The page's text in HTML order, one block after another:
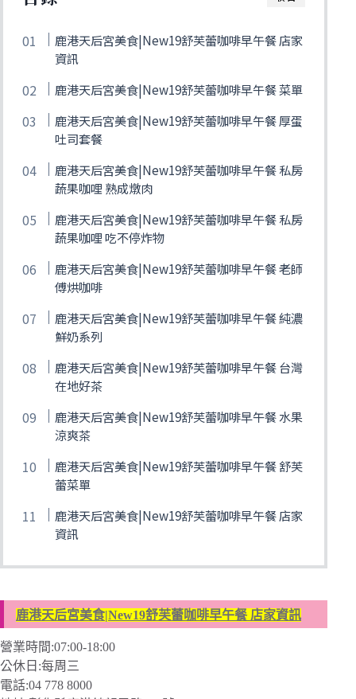
鹿港天后宮美食|New19舒芙蕾咖啡早午餐 店家
資訊
鹿港天后宮美食|New19舒芙蕾咖啡早午餐 菜單
鹿港天后宮美食|New19舒芙蕾咖啡早午餐 厚蛋
吐司套餐
鹿港天后宮美食|New19舒芙蕾咖啡早午餐 私房
蔬果咖哩 熟成燉肉
鹿港天后宮美食|New19舒芙蕾咖啡早午餐 私房
蔬果咖哩 吃不停炸物
鹿港天后宮美食|New19舒芙蕾咖啡早午餐 老師
傅烘咖啡
鹿港天后宮美食|New19舒芙蕾咖啡早午餐 純濃
鮮奶系列
鹿港天后宮美食|New19舒芙蕾咖啡早午餐 台灣
在地好茶
鹿港天后宮美食|New19舒芙蕾咖啡早午餐 水果
涼爽茶
鹿港天后宮美食|New19舒芙蕾咖啡早午餐 舒芙
蕾菜單
鹿港天后宮美食|New19舒芙蕾咖啡早午餐 店家
資訊
鹿港天后宮美食|New19舒芙蕾咖啡早午餐 店家資訊
營業時間:07:00-18:00
公休日:每周三
電話:04 778 8000